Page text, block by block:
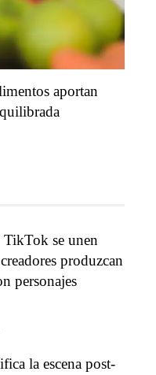
aportan
se unen
produzcan
personajes
la escena post-